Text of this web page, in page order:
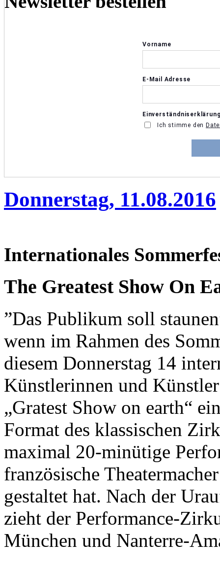
Donnerstag, 11.08.2016
Internationales
The Greatest Show On
”Das Publikum soll
wenn im Rahmen des
diesem Donnerstag 14
Künstlerinnen und
„Gratest Show on earth“
Format des klassischen
maximal 20-minütige
französische
gestaltet hat. Nach der
zieht der Performance-
München und Nanterre-